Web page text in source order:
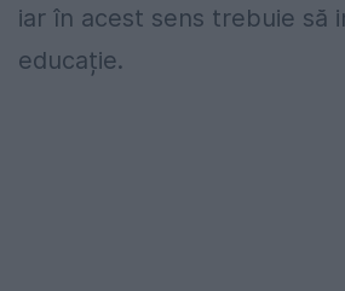
iar în acest sens trebuie să
educație.